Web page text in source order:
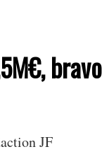
bravo
JF